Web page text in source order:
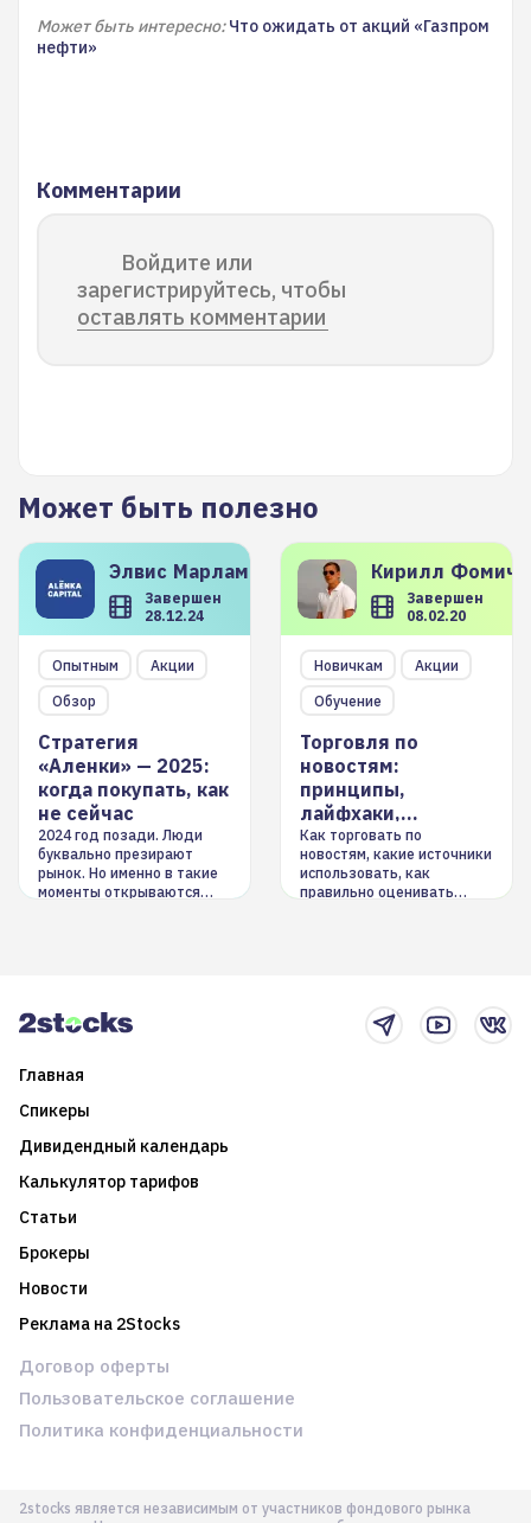
Может быть интересно:Что ожидать от акций «Газпром
нефти»
Комментарии
Войдите или
зарегистрируйтесь, чтобы
оставлять комментарии
Может быть полезно
Элвис Марламов
Завершен
28.12.24
Опытным
Акции
Обзор
Стратегия
«Аленки» — 2025:
когда покупать, как
не сейчас
2024 год позади. Люди
буквально презирают
рынок. Но именно в такие
моменты открываются
Кирилл
Завершен
08.02.20
Новичкам
Акции
Обучение
Торговля по
новостям:
принципы,
лайфхаки,
инструменты
Как торговать по
новостям, какие источники
использовать, как
правильно оценивать
Главная
Спикеры
Дивидендный календарь
Калькулятор тарифов
Статьи
Брокеры
Новости
Реклама на 2Stocks
2stocks является независимым от участников фондового рынка
Договор оферты
Пользовательское соглашение
Политика конфиденциальности